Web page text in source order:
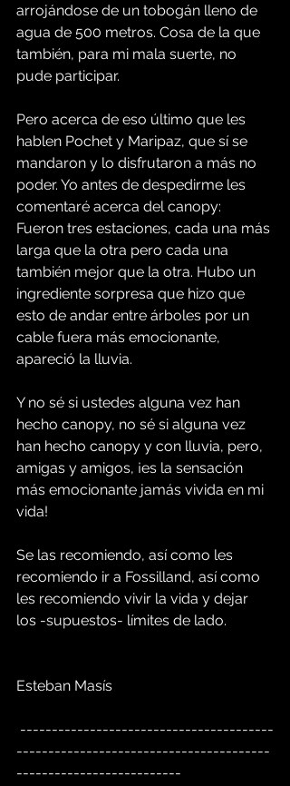
arrojándose de un tobogán lleno de
agua de 500 metros. Cosa de la que
también, para mi mala suerte, no
pude participar.
Pero acerca de eso último que les
hablen Pochet y Maripaz, que sí se
mandaron y lo disfrutaron a más no
poder. Yo antes de despedirme les
comentaré acerca del canopy:
Fueron tres estaciones, cada una más
larga que la otra pero cada una
también mejor que la otra. Hubo un
ingrediente sorpresa que hizo que
esto de andar entre árboles por un
cable fuera más emocionante,
apareció la lluvia.
Y no sé si ustedes alguna vez han
hecho canopy, no sé si alguna vez
han hecho canopy y con lluvia, pero,
amigas y amigos, ¡es la sensación
más emocionante jamás vivida en mi
vida!
Se las recomiendo, así como les
recomiendo ir a Fossilland, así como
les recomiendo vivir la vida y dejar
los -supuestos- límites de lado.
Esteban Masís
----------------------------------------
--------------------------